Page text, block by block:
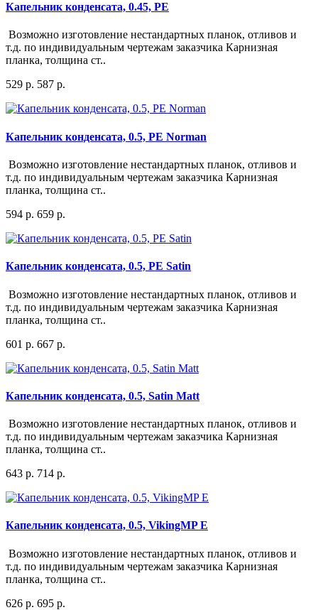
Капельник конденсата, 0.45, PE
Возможно изготовление нестандартных планок, отливов и
т.д. по индивидуальным чертежам заказчика Карнизная
планка, толщина ст..
529 р. 587 р.
Капельник конденсата, 0.5, PE Norman
Возможно изготовление нестандартных планок, отливов и
т.д. по индивидуальным чертежам заказчика Карнизная
планка, толщина ст..
594 р. 659 р.
Капельник конденсата, 0.5, PE Satin
Возможно изготовление нестандартных планок, отливов и
т.д. по индивидуальным чертежам заказчика Карнизная
планка, толщина ст..
601 р. 667 р.
Капельник конденсата, 0.5, Satin Matt
Возможно изготовление нестандартных планок, отливов и
т.д. по индивидуальным чертежам заказчика Карнизная
планка, толщина ст..
643 р. 714 р.
Капельник конденсата, 0.5, VikingMP E
Возможно изготовление нестандартных планок, отливов и
т.д. по индивидуальным чертежам заказчика Карнизная
планка, толщина ст..
626 р. 695 р.